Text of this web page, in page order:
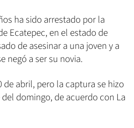
ha sido arrestado por la
Ecatepec, en el estado de
de asesinar a una joven y a
negó a ser su novia.
abril, pero la captura se hizo
domingo, de acuerdo con La